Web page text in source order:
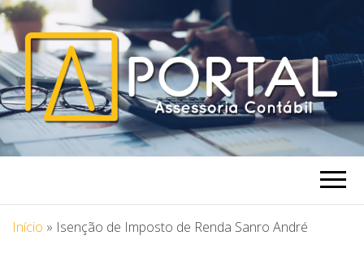
PORTAL
ASSESSORIA
Blog Portal Assessoria
Início » Isenção de Imposto de Renda Sanro André